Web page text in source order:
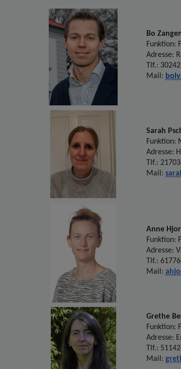
Bo
Funktion:
Adresse:
Tlf.:
Mail:
Sarah
Funktion:
Adresse:
Tlf.:
Mail:
Anne
Funktion:
Adresse:
Tlf.:
Mail:
Grethe
Funktion:
Adresse:
Tlf.:
Mail: